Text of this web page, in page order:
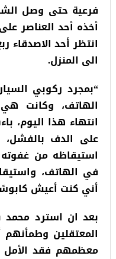
فرعية حتى وصل
أخذه أحد العناصر
انتظر أحد الاصدقاء
الى المنزل.
“بمجرد ركوبي
الهاتف، وكانت
انتهاء هذا اليوم،
على الدف بالفشل،
استيقاظه من غفوته
في الهاتف،
أني كنت أعيش
بعد ان استرد
المعتقلين وطمأنهم
معظمهم فقد الأمل